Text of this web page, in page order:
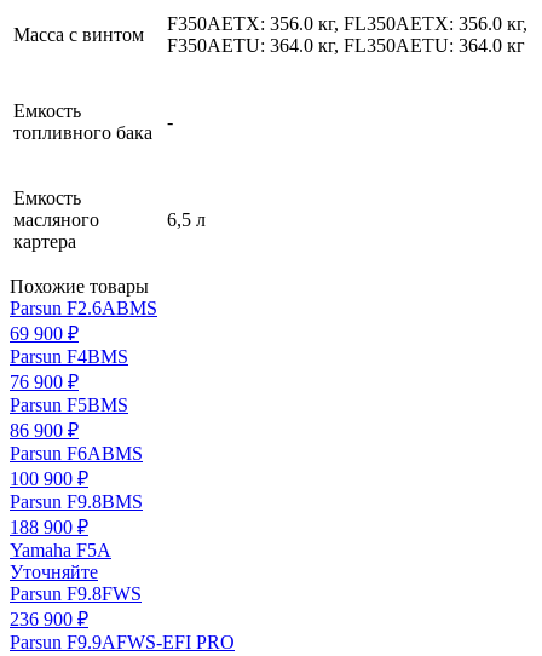
Масса с винтом
F350AETX: 356.0 кг, FL350AETX: 356.0 кг,
F350AETU: 364.0 кг, FL350AETU: 364.0 кг
Емкость
топливного бака
-
Емкость
масляного
картера
6,5 л
Похожие товары
Parsun F2.6ABMS
69 900 ₽
Parsun F4BMS
76 900 ₽
Parsun F5BMS
86 900 ₽
Parsun F6ABMS
100 900 ₽
Parsun F9.8BMS
188 900 ₽
Yamaha F5A
Уточняйте
Parsun F9.8FWS
236 900 ₽
Parsun F9.9AFWS-EFI PRO